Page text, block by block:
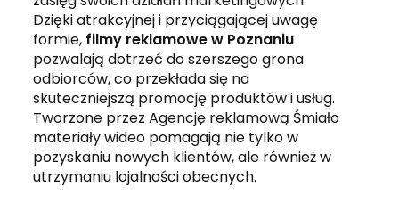
Dzięki atrakcyjnej i przyciągającej uwagę
formie, filmy reklamowe w Poznaniu
pozwalają dotrzeć do szerszego grona
odbiorców, co przekłada się na
skuteczniejszą promocję produktów i usług.
Tworzone przez Agencję reklamową Śmiało
materiały wideo pomagają nie tylko w
pozyskaniu nowych klientów, ale również w
utrzymaniu lojalności obecnych.